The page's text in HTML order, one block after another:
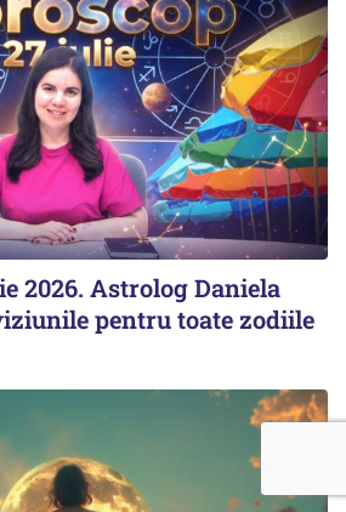
2026. Astrolog Daniela
pentru toate zodiile